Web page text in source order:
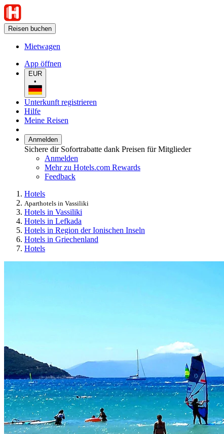
Reisen buchen
Mietwagen
App öffnen
EUR
•
Unterkunft registrieren
Hilfe
Meine Reisen
Anmelden
Sichere dir Sofortrabatte dank Preisen für Mitglieder
Anmelden
Mehr zu Hotels.com Rewards
Feedback
Hotels
Aparthotels in Vassiliki
Hotels in Vassiliki
Hotels in Lefkada
Hotels in Region der Ionischen Inseln
Hotels in Griechenland
Hotels